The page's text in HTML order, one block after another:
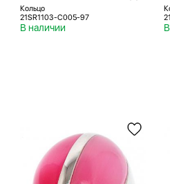
Кольцо
21SR1103-C005-97
В наличии